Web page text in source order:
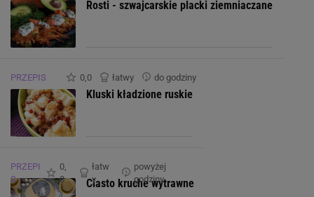
Rosti - szwajcarskie placki ziemniaczane
PRZEPIS 0,0 łatwy do godziny
Kluski kładzione ruskie
PRZEPI
S
0,
0
łatw
y
powyżej
godziny
Ciasto kruche wytrawne